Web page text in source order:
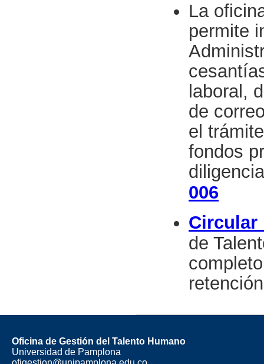
La
permite
laboral,
de
el
fondos
006
Circular
de
Oficina de Gestión del Talento Humano
Universidad de Pamplona